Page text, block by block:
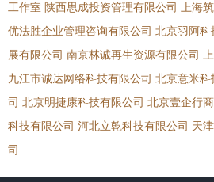
工作室 陕西思成投资管理有限公司 上海
优法胜企业管理咨询有限公司 北京羽阿科
展有限公司 南京林诚再生资源有限公司
九江市诚达网络科技有限公司 北京意米科
司 北京明捷康科技有限公司 北京壹企行
科技有限公司 河北立乾科技有限公司 天
司